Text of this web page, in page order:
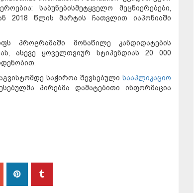
საბუნებისმეტყველო მეცნიერებები,
2018 წლის მარტის ჩათვლით იაპონიაში
პროგრამაში მონაწილე კანდიდატების
ასევე ყოველთვიურ სტიპენდიას 20 000
საჭიროა შევსებული სააპლიკაციო
პირებმა დამატებითი ინფორმაცია